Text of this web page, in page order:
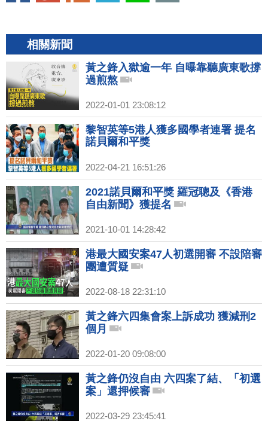
相關新聞
黃之鋒入獄逾一年 自曝靠聽廣東歌撐
過煎熬
2022-01-01 23:08:12
黎智英等5港人獲多國學者連署 提名
諾貝爾和平獎
2022-04-21 16:51:26
2021諾貝爾和平獎 羅冠聰及《香港
自由新聞》獲提名
2021-10-01 14:28:42
港最大國安案47人初選開審 不設陪審
團遭質疑
2022-08-18 22:31:10
黃之鋒六四集會案上訴成功 獲減刑2
個月
2022-01-20 09:08:00
黃之鋒仍沒自由 六四案了結、「初選
案」還押候審
2022-03-29 23:45:41